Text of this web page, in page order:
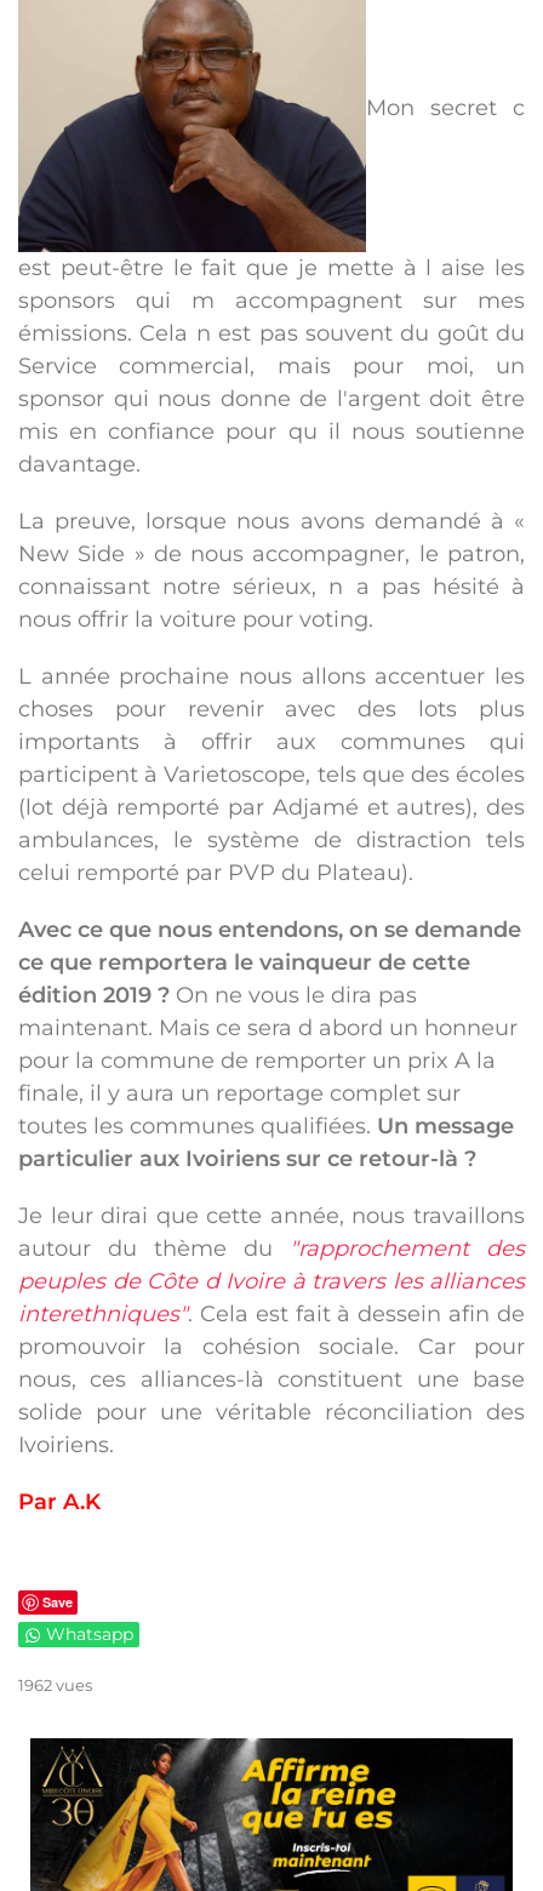
Mon secret c
est peut-être le fait que je mette à l aise les
sponsors qui m accompagnent sur mes
émissions. Cela n est pas souvent du goût du
Service commercial, mais pour moi, un
sponsor qui nous donne de l'argent doit être
mis en confiance pour qu il nous soutienne
davantage.
La preuve, lorsque nous avons demandé à «
New Side » de nous accompagner, le patron,
connaissant notre sérieux, n a pas hésité à
nous offrir la voiture pour voting.
L année prochaine nous allons accentuer les
choses pour revenir avec des lots plus
importants à offrir aux communes qui
participent à Varietoscope, tels que des écoles
(lot déjà remporté par Adjamé et autres), des
ambulances, le système de distraction tels
celui remporté par PVP du Plateau).
Avec ce que nous entendons, on se demande
ce que remportera le vainqueur de cette
édition 2019 ? On ne vous le dira pas
maintenant. Mais ce sera d abord un honneur
pour la commune de remporter un prix A la
finale, il y aura un reportage complet sur
toutes les communes qualifiées. Un message
particulier aux Ivoiriens sur ce retour-là ?
Je leur dirai que cette année, nous travaillons
autour du thème du
"rapprochement des
peuples de Côte d Ivoire à travers les alliances
interethniques". Cela est fait à dessein afin de
promouvoir la cohésion sociale. Car pour
nous, ces alliances-là constituent une base
solide pour une véritable réconciliation des
Ivoiriens.
Par A.K
Save
Whatsapp
1962 vues